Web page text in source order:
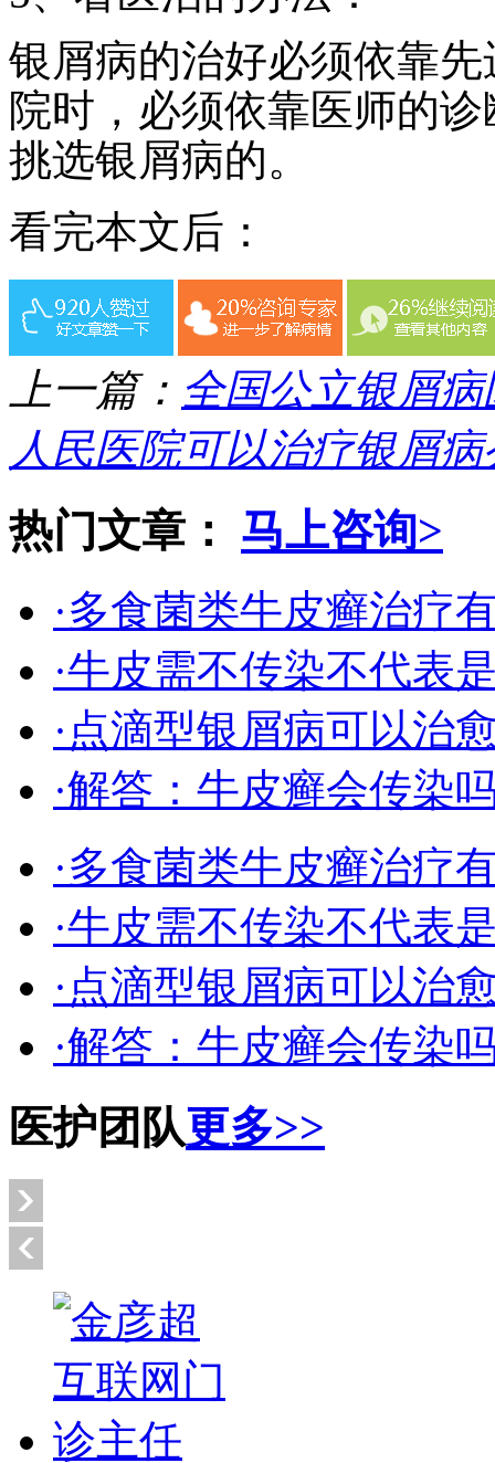
银屑病的治好必须依靠
院时，必须依靠医师的
挑选银屑病的。
看完本文后：
上一篇： 全国公立银屑
人民医院可以治疗银屑病
热门文章： 马上咨询>
·多食菌类牛皮癣治疗
·牛皮需不传染不代表
·点滴型银屑病可以治
·解答：牛皮癣会传染
·多食菌类牛皮癣治疗
·牛皮需不传染不代表
·点滴型银屑病可以治
·解答：牛皮癣会传染
医护团队更多>>